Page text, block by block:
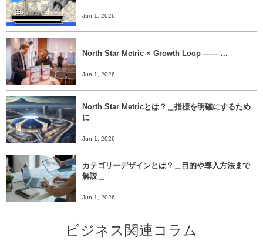
Jun 1, 2026
North Star Metric × Growth Loop ―― ...
Jun 1, 2026
North Star Metricとは？＿指標を明確にするため
に
Jun 1, 2026
カテゴリーデザインとは？＿目的や導入方法まで
解説＿
Jun 1, 2026
ビジネス関連コラム